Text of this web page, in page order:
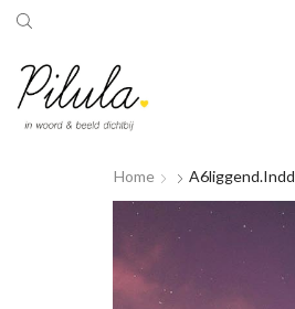
Home A6liggend.indd